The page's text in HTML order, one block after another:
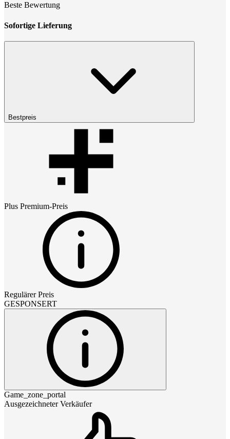
Beste Bewertung
Sofortige Lieferung
Bestpreis
Plus Premium-Preis
Regulärer Preis
GESPONSERT
Game_zone_portal
Ausgezeichneter Verkäufer